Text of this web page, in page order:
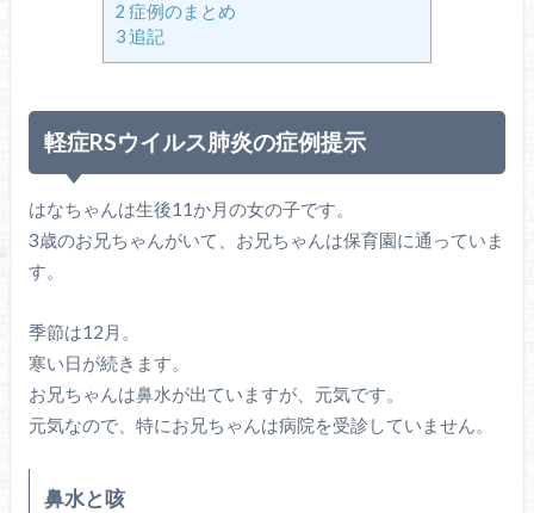
2 症例のまとめ
3追記
軽症RSウイルス肺炎の症例提示
はなちゃんは生後11か月の女の子です。
3歳のお兄ちゃんがいて、お兄ちゃんは保育園に通っていま
す。
季節は12月。
寒い日が続きます。
お兄ちゃんは鼻水が出ていますが、元気です。
元気なので、特にお兄ちゃんは病院を受診していません。
鼻水と咳